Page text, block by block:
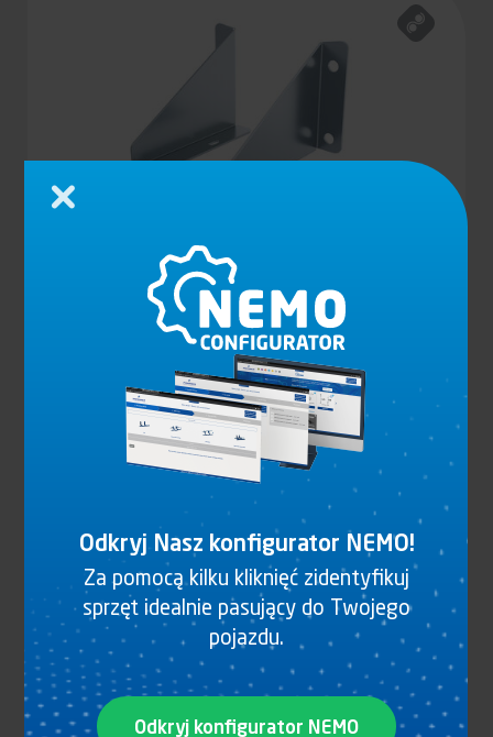
ZESTAW WSPORNIKÓW DO ZBIORNIKA NA
WODĘ SQUARE 18L
Zobacz produkt
Odkryj Nasz konfigurator NEMO!
Za pomocą kilku kliknięć zidentyfikuj
sprzęt idealnie pasujący do Twojego
pojazdu.
Odkryj konfigurator NEMO